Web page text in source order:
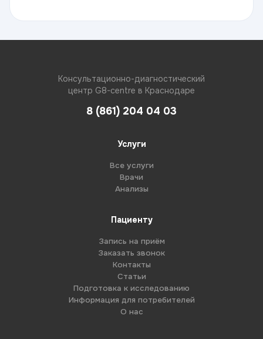
Консультационно-диагностический
центр G8-centre в Краснодаре
8 (861) 204 04 03
Услуги
Все услуги
Врачи
Анализы
Пациенту
Запись на приём
Заказать звонок
Контакты
Статьи
Подготовка к исследованию
Информация для потребителей
О нас